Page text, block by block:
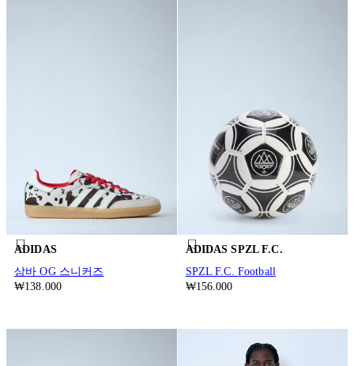
ADIDAS
삼바 OG 스니커즈
₩138.000
ADIDAS SPZL F.C.
SPZL F.C. Football
₩156.000